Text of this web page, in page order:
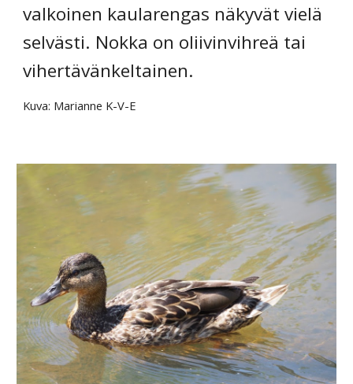
valkoinen kaularengas näkyvät vielä
selvästi. Nokka on oliivinvihreä tai
vihertävänkeltainen.
Kuva: Marianne K-V-E